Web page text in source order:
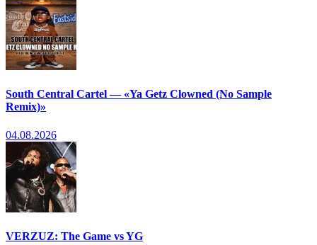
South Central Cartel — «Ya Getz Clowned (No Sample
Remix)»
04.08.2026
VERZUZ: The Game vs YG